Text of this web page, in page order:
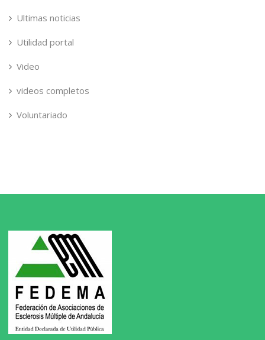
Ultimas noticias
Utilidad portal
Video
videos completos
Voluntariado